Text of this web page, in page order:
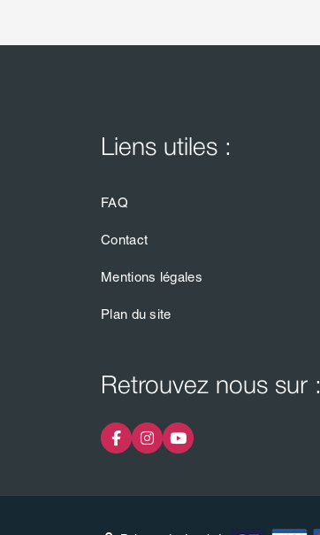
Liens utiles :
FAQ
Contact
Mentions légales
Plan du site
Retrouvez nous sur :